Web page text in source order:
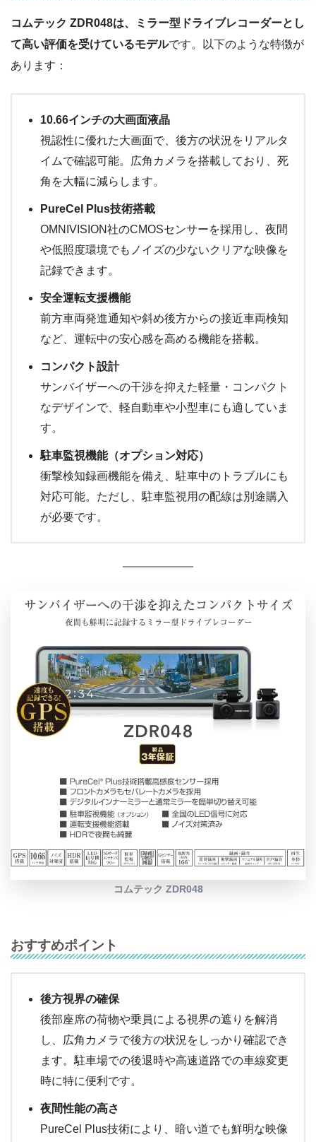
コムテック ZDR048は、ミラー型ドライブレコーダーとし
て高い評価を受けているモデルです。以下のような特徴が
あります：
10.66インチの大画面液晶
視認性に優れた大画面で、後方の状況をリアルタ
イムで確認可能。広角カメラを搭載しており、死
角を大幅に減らします。
PureCel Plus技術搭載
OMNIVISION社のCMOSセンサーを採用し、夜間
や低照度環境でもノイズの少ないクリアな映像を
記録できます。
安全運転支援機能
前方車両発進通知や斜め後方からの接近車両検知
など、運転中の安心感を高める機能を搭載。
コンパクト設計
サンバイザーへの干渉を抑えた軽量・コンパクト
なデザインで、軽自動車や小型車にも適していま
す。
駐車監視機能（オプション対応）
衝撃検知録画機能を備え、駐車中のトラブルにも
対応可能。ただし、駐車監視用の配線は別途購入
が必要です。
コムテック ZDR048
おすすめポイント
後方視界の確保
後部座席の荷物や乗員による視界の遮りを解消
し、広角カメラで後方の状況をしっかり確認でき
ます。駐車場での後退時や高速道路での車線変更
時に特に便利です。
夜間性能の高さ
PureCel Plus技術により、暗い道でも鮮明な映像